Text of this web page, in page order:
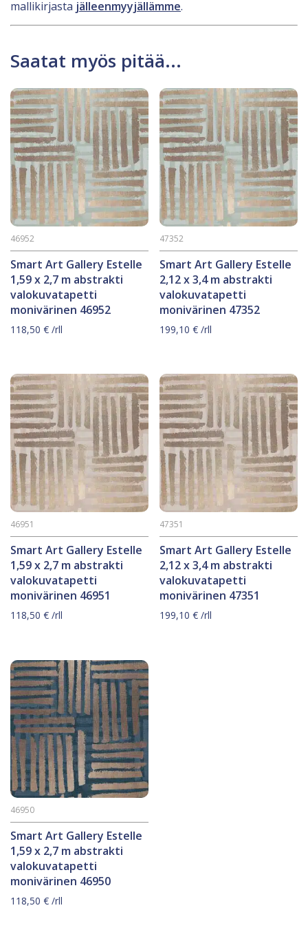
mallikirjasta jälleenmyyjällämme.
Saatat myös pitää...
Smart Art Gallery Estelle
1,59 x 2,7 m abstrakti
valokuvatapetti
monivärinen 46952
46952
118,50 € /rll
Smart Art Gallery Estelle
2,12 x 3,4 m abstrakti
valokuvatapetti
monivärinen 47352
47352
199,10€ /rll
Smart Art Gallery Estelle
1,59 x 2,7 m abstrakti
valokuvatapetti
monivärinen 46951
46951
118,50 € /rll
Smart Art Gallery Estelle
2,12 x 3,4 m abstrakti
valokuvatapetti
monivärinen 47351
47351
199,10€ /rll
Smart Art Gallery Estelle
1,59 x 2,7 m abstrakti
valokuvatapetti
monivärinen 46950
46950
118,50 € /rll